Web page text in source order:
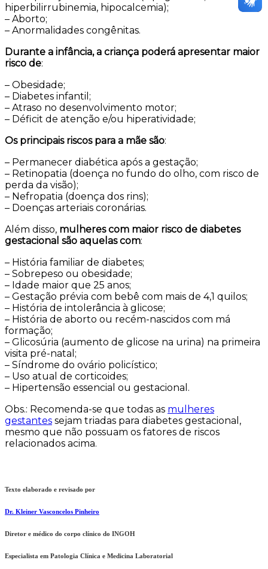
hiperbilirrubinemia, hipocalcemia);
– Aborto;
– Anormalidades congênitas.
Durante a infância, a criança poderá apresentar maior
risco de:
– Obesidade;
– Diabetes infantil;
– Atraso no desenvolvimento motor;
– Déficit de atenção e/ou hiperatividade;
Os principais riscos para a mãe são:
– Permanecer diabética após a gestação;
– Retinopatia (doença no fundo do olho, com risco de
perda da visão);
– Nefropatia (doença dos rins);
– Doenças arteriais coronárias.
Além disso, mulheres com maior risco de diabetes
gestacional são aquelas com:
– História familiar de diabetes;
– Sobrepeso ou obesidade;
– Idade maior que 25 anos;
– Gestação prévia com bebê com mais de 4,1 quilos;
– História de intolerância à glicose;
– História de aborto ou recém-nascidos com má
formação;
– Glicosúria (aumento de glicose na urina) na primeira
visita pré-natal;
– Síndrome do ovário policístico;
– Uso atual de corticoides;
– Hipertensão essencial ou gestacional.
Obs.: Recomenda-se que todas as mulheres
gestantes sejam triadas para diabetes gestacional,
mesmo que não possuam os fatores de riscos
relacionados acima.
Texto elaborado e revisado por
Dr. Kleiner Vasconcelos Pinheiro
Diretor e médico do corpo clínico do INGOH
Especialista em Patologia Clínica e Medicina Laboratorial